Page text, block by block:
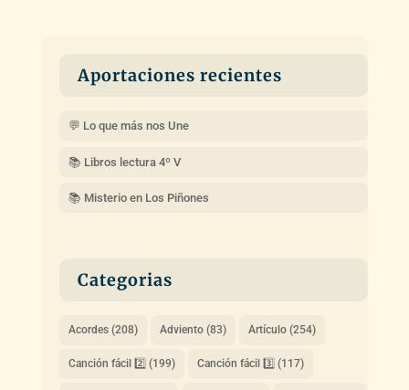
Aportaciones recientes
💬 Lo que más nos Une
📚 Libros lectura 4º V
📚 Misterio en Los Piñones
Categorias
Acordes(208) Adviento(83) Artículo(254)
Canción fácil 2️⃣ (199) Canción fácil 3️⃣ (117)